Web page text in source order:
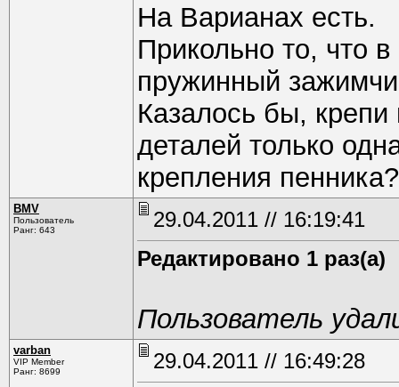
На Варианах есть.
Прикольно то, что
пружинный
Казалось бы, крепи
деталей только
крепления
BMV
Пользователь
Ранг: 643
29.04.2011 // 16:19:41
Редактировано 1 раз(а)
Пользователь
varban
VIP Member
Ранг: 8699
29.04.2011 // 16:49:28